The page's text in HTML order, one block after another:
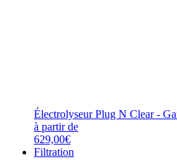
Électrolyseur Plug N Clear -
à partir de
629,00€
Filtration